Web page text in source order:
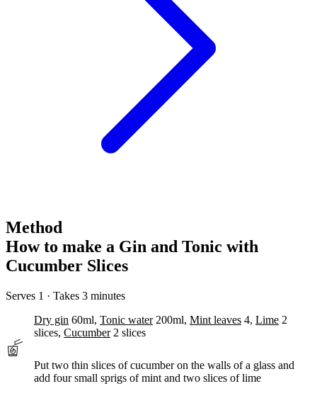
Method
How to make a Gin and Tonic with
Cucumber Slices
Serves 1 · Takes 3 minutes
Dry gin 60ml, Tonic water200ml, Mint leaves 4, Lime 2
slices, Cucumber2 slices
Put two thin slices of cucumber on the walls of a glass and
add four small sprigs of mint and two slices of lime